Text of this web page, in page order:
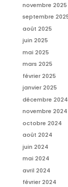
novembre 2025
septembre
août 2025
juin 2025
mai 2025
mars 2025
février 2025
janvier 2025
décembre 2024
novembre 2024
octobre 2024
août 2024
juin 2024
mai 2024
avril 2024
février 2024